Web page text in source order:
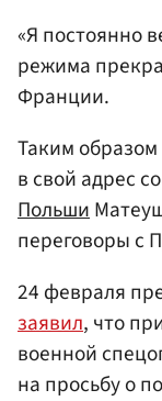
«Я постоянно
режима
Франции.
Таким
в свой адрес
Польши
переговоры с
24 февраля
заявил, что
военной
на просьбу о